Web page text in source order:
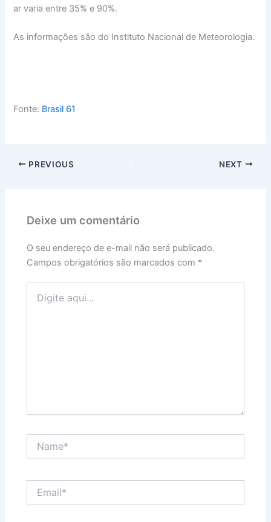
ar varia entre 35% e 90%.
As informações são do Instituto Nacional de Meteorologia.
Fonte: Brasil 61
PREVIOUS NEXT
Deixe um comentário
O seu endereço de e-mail não será publicado.
Campos obrigatórios são marcados com *
aqui...